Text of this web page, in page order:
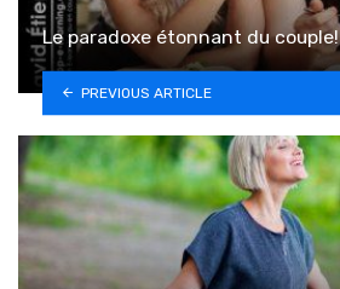
Le paradoxe étonnant du couple!
PREVIOUS ARTICLE